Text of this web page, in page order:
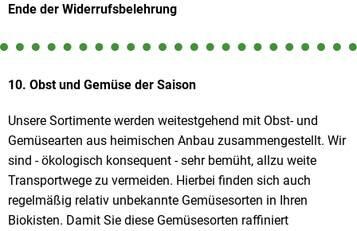
Ende der Widerrufsbelehrung
10. Obst und Gemüse der Saison
Unsere Sortimente werden weitestgehend mit Obst- und
Gemüsearten aus heimischen Anbau zusammengestellt. Wir
sind - ökologisch konsequent - sehr bemüht, allzu weite
Transportwege zu vermeiden. Hierbei finden sich auch
regelmäßig relativ unbekannte Gemüsesorten in Ihren
Biokisten. Damit Sie diese Gemüsesorten raffiniert